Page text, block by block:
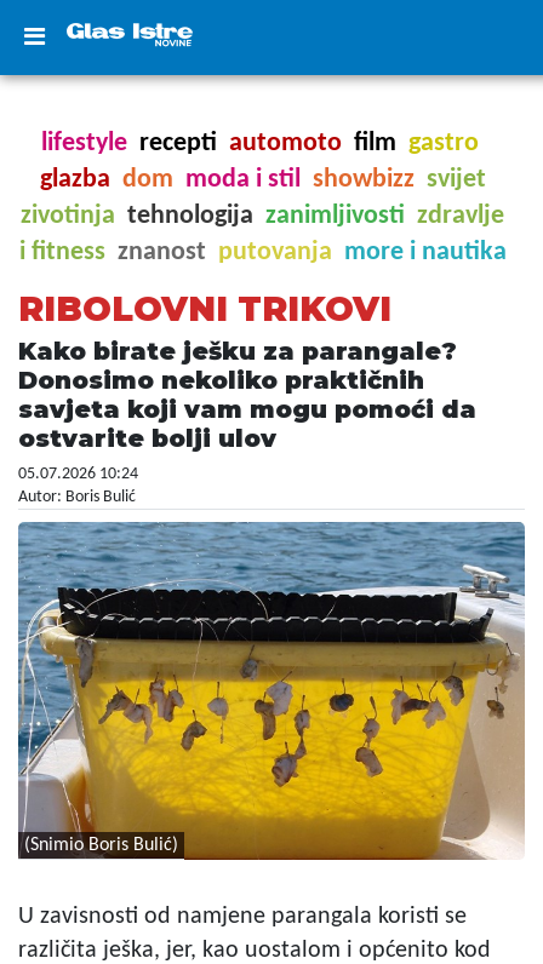
lifestyle recepti automoto film gastro
glazba dom moda i stil showbizz svijet
zivotinja tehnologija zanimljivosti zdravlje
i fitness znanost putovanja more i nautika
RIBOLOVNI TRIKOVI
Kako birate ješku za parangale?
Donosimo nekoliko praktičnih
savjeta koji vam mogu pomoći da
ostvarite bolji ulov
05.07.2026 10:24
Autor: Boris Bulić
(Snimio Boris Bulić)
U zavisnosti od namjene parangala koristi se
različita ješka, jer, kao uostalom i općenito kod